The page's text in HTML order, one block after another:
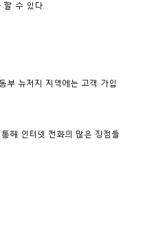
할 수 있다.
부 뉴저지 지역에는 고객 가입
해 인터넷 전화의 많은 장점들